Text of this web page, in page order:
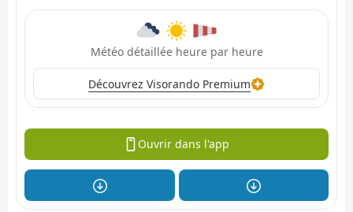
Météo détaillée heure par heure
Découvrez Visorando Premium
Ouvrir dans l'app